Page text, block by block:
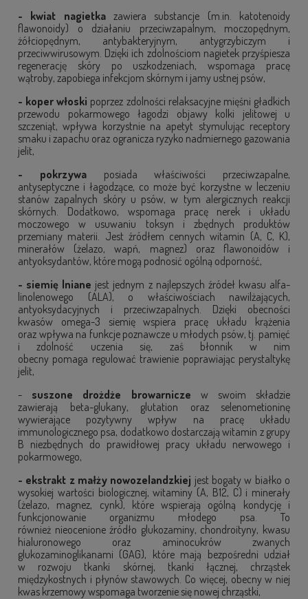
- kwiat nagietka zawiera substancje (m.in. katotenoidy
flawonoidy) o działaniu przeciwzapalnym, moczopędnym,
żółciopędnym, antybakteryjnym, antygrzybiczym i
przeciwwirusowym. Dzięki ich zdolnościom nagietek przyśpiesza
regenerację skóry po uszkodzeniach, wspomaga pracę
wątroby, zapobiega infekcjom skórnym i jamy ustnej psów,
- koper włoski poprzez zdolności relaksacyjne mięśni gładkich
przewodu pokarmowego łagodzi objawy kolki jelitowej u
szczeniąt, wpływa korzystnie na apetyt stymulując receptory
smaku i zapachu oraz ogranicza ryzyko nadmiernego gazowania
jelit,
- pokrzywa posiada właściwości przeciwzapalne,
antyseptyczne i łagodzące, co może być korzystne w leczeniu
stanów zapalnych skóry u psów, w tym alergicznych reakcji
skórnych. Dodatkowo, wspomaga pracę nerek i układu
moczowego w usuwaniu toksyn i zbędnych produktów
przemiany materii. Jest źródłem cennych witamin (A, C, K),
minerałów (żelazo, wapń, magnez) oraz flawonoidów i
antyoksydantów, które mogą podnosić ogólną odporność,
- siemię lniane jest jednym z najlepszych źródeł kwasu alfa-
linolenowego (ALA), o właściwościach nawilżających,
antyoksydacyjnych i przeciwzapalnych. Dzięki obecności
kwasów omega-3 siemię wspiera pracę układu krążenia
oraz wpływa na funkcje poznawcze u młodych psów, tj. pamięć
i zdolność uczenia się, zaś błonnik w nim
obecny pomaga regulować trawienie poprawiając perystaltykę
jelit,
- suszone drożdże browarnicze w swoim składzie
zawierają beta-glukany, glutation oraz selenometioninę
wywierające pozytywny wpływ na pracę układu
immunologicznego psa, dodatkowo dostarczają witamin z grupy
B niezbędnych do prawidłowej pracy układu nerwowego i
pokarmowego,
- ekstrakt z małży nowozelandzkiej jest bogaty w białko o
wysokiej wartości biologicznej, witaminy (A, B12, C) i minerały
(żelazo, magnez, cynk), które wspierają ogólną kondycję i
funkcjonowanie organizmu młodego psa. To
również nieocenione źródło glukozaminy, chondroityny, kwasu
hialuronowego oraz aminocukrów zwanych
glukozaminoglikanami (GAG), które mają bezpośredni udział
w rozwoju tkanki skórnej, tkanki łącznej, chrząstek
międzykostnych i płynów stawowych. Co więcej, obecny w niej
kwas krzemowy wspomaga tworzenie się nowej chrząstki,